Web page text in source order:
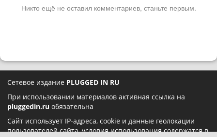
Никто ещё не оставил комментариев, станьте первым.
Сетевое издание PLUGGED IN RU
При использовании материалов активная ссылка на
pluggedin.ru обязательна
Сайт использует IP-адреса, cookie и данные геолокации
пользователей сайта, условия использования содержатся в